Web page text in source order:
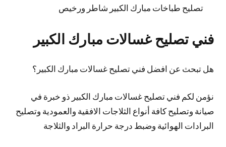
تصليح طباخات مبارك الكبير شاطر ورخيص
فني تصليح غسالات مبارك الكبير
هل تبحث عن افضل فني تصليح غسالات مبارك الكبير؟
نؤمن لكم فني تصليح غسالات مبارك الكبير ذو خبرة في
صيانة وتصليح كافة أنواع الثلاجات الافقية والعمودية وتصليح
البرادات الهوائية وضبط درجة حرارة البراد والثلاجة